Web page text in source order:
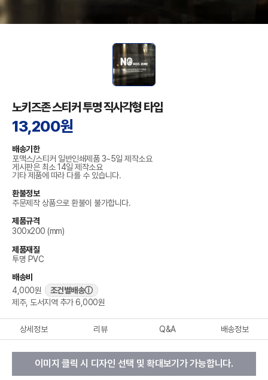
노키즈존 스티커 투명 직사각형 타입
13,200원
배송기한
포맥스/스티커 일반인쇄제품 3~5일 제작소요
게시판은 최소 14일 제작소요
기타 제품에 따라 다를 수 있습니다.
환불정보
주문제작 상품으로 환불이 불가합니다.
제품규격
300x200 (mm)
제품재질
투명 PVC
배송비
4,000원
조건별배송ⓘ
제주, 도서지역 추가 6,000원
상세정보 리뷰 Q&A 배송정보
이미지 클릭 시 디자인 선택 및 확대보기가 가능합니다.